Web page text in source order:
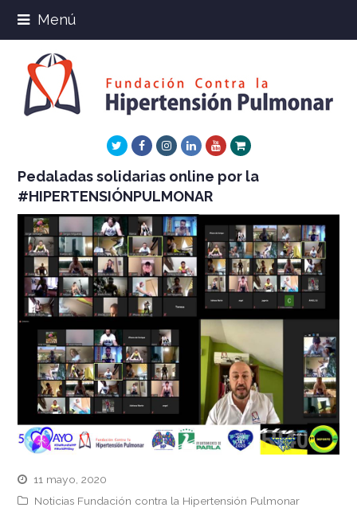
Menú
TwitterFacebookInstagram
LinkedInYoutube
Xing
Pedaladas solidarias online por la
#HIPERTENSIÓNPULMONAR
11 mayo, 2020
Noticias Fundación contra la Hipertensión Pulmonar